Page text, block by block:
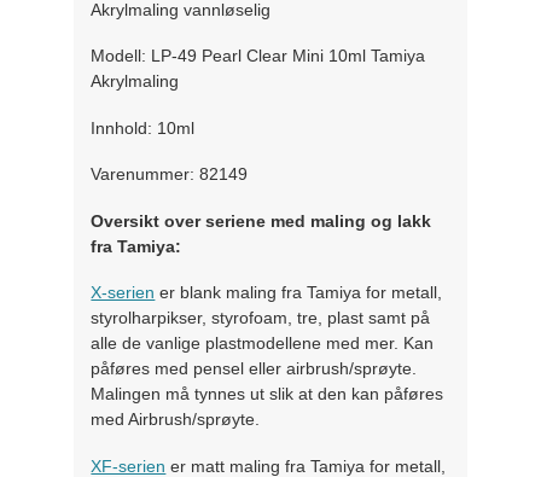
Akrylmaling vannløselig
Modell: LP-49 Pearl Clear Mini 10ml Tamiya
Akrylmaling
Innhold: 10ml
Varenummer: 82149
Oversikt over seriene med maling og lakk
fra Tamiya:
X-serien er blank maling fra Tamiya for metall,
styrolharpikser, styrofoam, tre, plast samt på
alle de vanlige plastmodellene med mer. Kan
påføres med pensel eller airbrush/sprøyte.
Malingen må tynnes ut slik at den kan påføres
med Airbrush/sprøyte.
XF-serien er matt maling fra Tamiya for metall,